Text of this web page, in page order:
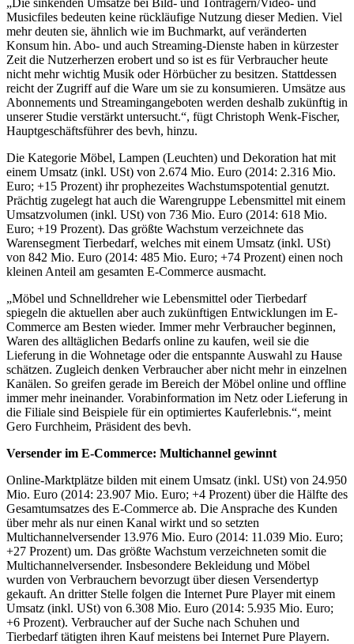
Musicfiles bedeuten keine rückläufige Nutzung dieser Medien. Viel
mehr deuten sie, ähnlich wie im Buchmarkt, auf veränderten
Konsum hin. Abo- und auch Streaming-Dienste haben in kürzester
Zeit die Nutzerherzen erobert und so ist es für Verbraucher heute
nicht mehr wichtig Musik oder Hörbücher zu besitzen. Stattdessen
reicht der Zugriff auf die Ware um sie zu konsumieren. Umsätze aus
Abonnements und Streamingangeboten werden deshalb zukünftig in
unserer Studie verstärkt untersucht.“, fügt Christoph Wenk-Fischer,
Hauptgeschäftsführer des bevh, hinzu.
Die Kategorie Möbel, Lampen (Leuchten) und Dekoration hat mit
einem Umsatz (inkl. USt) von 2.674 Mio. Euro (2014: 2.316 Mio.
Euro; +15 Prozent) ihr prophezeites Wachstumspotential genutzt.
Prächtig zugelegt hat auch die Warengruppe Lebensmittel mit einem
Umsatzvolumen (inkl. USt) von 736 Mio. Euro (2014: 618 Mio.
Euro; +19 Prozent). Das größte Wachstum verzeichnete das
Warensegment Tierbedarf, welches mit einem Umsatz (inkl. USt)
von 842 Mio. Euro (2014: 485 Mio. Euro; +74 Prozent) einen noch
kleinen Anteil am gesamten E-Commerce ausmacht.
„Möbel und Schnelldreher wie Lebensmittel oder Tierbedarf
spiegeln die aktuellen aber auch zukünftigen Entwicklungen im E-
Commerce am Besten wieder. Immer mehr Verbraucher beginnen,
Waren des alltäglichen Bedarfs online zu kaufen, weil sie die
Lieferung in die Wohnetage oder die entspannte Auswahl zu Hause
schätzen. Zugleich denken Verbraucher aber nicht mehr in einzelnen
Kanälen. So greifen gerade im Bereich der Möbel online und offline
immer mehr ineinander. Vorabinformation im Netz oder Lieferung in
die Filiale sind Beispiele für ein optimiertes Kauferlebnis.“, meint
Gero Furchheim, Präsident des bevh.
Versender im E-Commerce: Multichannel gewinnt
Online-Marktplätze bilden mit einem Umsatz (inkl. USt) von 24.950
Mio. Euro (2014: 23.907 Mio. Euro; +4 Prozent) über die Hälfte des
Gesamtumsatzes des E-Commerce ab. Die Ansprache des Kunden
über mehr als nur einen Kanal wirkt und so setzten
Multichannelversender 13.976 Mio. Euro (2014: 11.039 Mio. Euro;
+27 Prozent) um. Das größte Wachstum verzeichneten somit die
Multichannelversender. Insbesondere Bekleidung und Möbel
wurden von Verbrauchern bevorzugt über diesen Versendertyp
gekauft. An dritter Stelle folgen die Internet Pure Player mit einem
Umsatz (inkl. USt) von 6.308 Mio. Euro (2014: 5.935 Mio. Euro;
+6 Prozent). Verbraucher auf der Suche nach Schuhen und
Tierbedarf tätigten ihren Kauf meistens bei Internet Pure Playern.